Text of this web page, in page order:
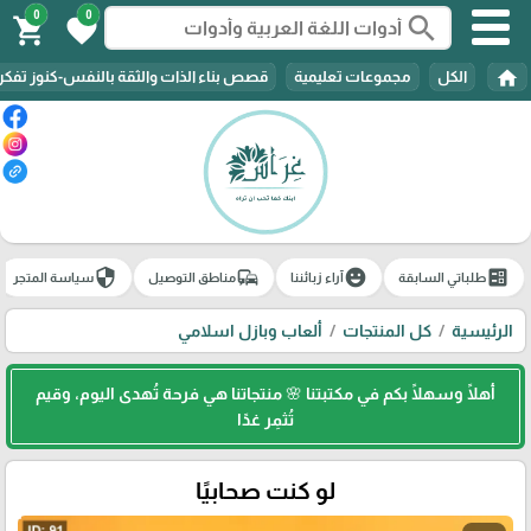
search
0
favorite
0
shopping_cart
home الكل مجموعات تعليمية قصص بناء الذات والثقة بالنفس-كنوز
ballotطلباتي السابقة emoji_emotionsآراء زبائننا commuteمناطق التوصيل securityسياسة المتجر
الرئيسية كل المنتجات ألعاب وبازل اسلامي
أهلًا وسهلًا بكم في مكتبتنا 🌸 منتجاتنا هي فرحة تُهدى اليوم، وقيم
تُثمِر غدًا
لو كنت صحابيًا